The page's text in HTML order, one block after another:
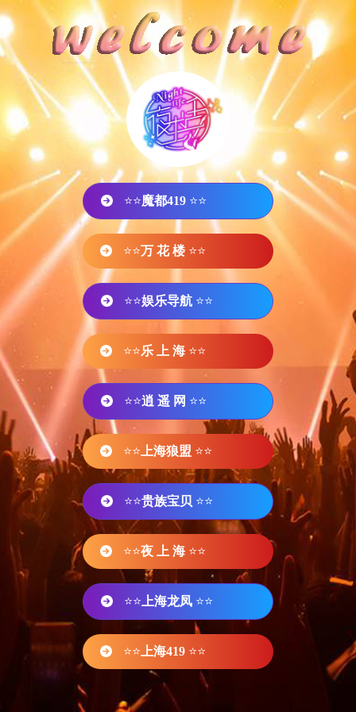
⭐⭐魔都419 ⭐⭐
⭐⭐万 花 楼 ⭐⭐
⭐⭐娱乐导航 ⭐⭐
⭐⭐乐 上 海 ⭐⭐
⭐⭐逍 遥 网 ⭐⭐
⭐⭐ 上海狼盟 ⭐⭐
⭐⭐贵族宝贝 ⭐⭐
⭐⭐夜 上 海 ⭐⭐
⭐⭐ 上海龙凤 ⭐⭐
⭐⭐ 上海419 ⭐⭐